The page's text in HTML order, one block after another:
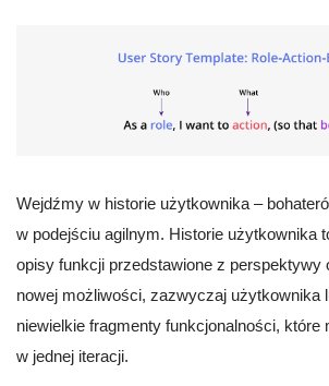
Wejdźmy w historie użytkownika –
w podejściu agilnym. Historie użytkownika
opisy funkcji przedstawione z perspektywy
nowej możliwości, zazwyczaj użytkownika
niewielkie fragmenty funkcjonalności, które
w jednej iteracji.